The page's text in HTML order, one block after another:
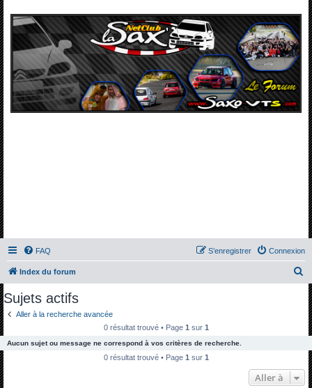
FAQ Connexion
S’enregistrer
Index du forum
c
Sujets actifs
Aller à la recherche avancée
0 résultat trouvé • Page 1 sur 1
Aucun sujet ou message ne correspond à vos critères de recherche.
0 résultat trouvé • Page 1 sur 1
Aller à